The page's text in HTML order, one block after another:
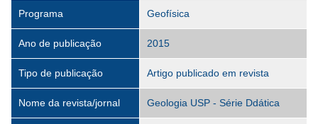
Programa Geofísica
Ano de publicação 2015
Tipo de publicação Artigo publicado em revista
Nome da revista/jornal Geologia USP - Série Ddática